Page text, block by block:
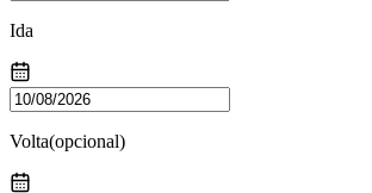
Ida
Volta(opcional)